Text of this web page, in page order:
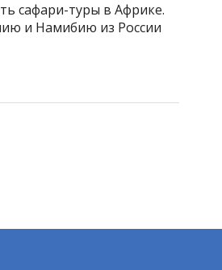
сафари-туры в Африке.
и Намибию из России